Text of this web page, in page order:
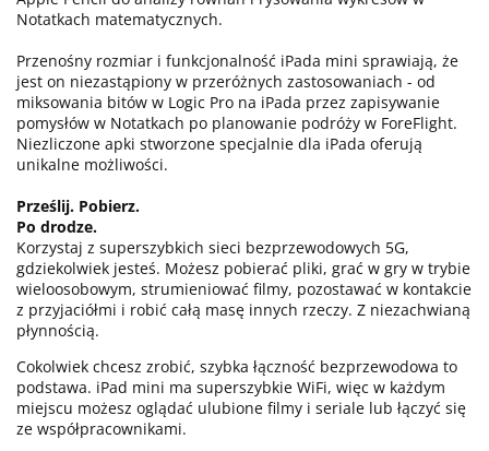
Notatkach matematycznych.
Przenośny rozmiar i funkcjonalność iPada mini sprawiają, że
jest on niezastąpiony w przeróżnych zastosowaniach - od
miksowania bitów w Logic Pro na iPada przez zapisywanie
pomysłów w Notatkach po planowanie podróży w ForeFlight.
Niezliczone apki stworzone specjalnie dla iPada oferują
unikalne możliwości.
Prześlij. Pobierz.
Po drodze.
Korzystaj z superszybkich sieci bezprzewodowych 5G,
gdziekolwiek jesteś. Możesz pobierać pliki, grać w gry w trybie
wieloosobowym, strumieniować filmy, pozostawać w kontakcie
z przyjaciółmi i robić całą masę innych rzeczy. Z niezachwianą
płynnością.
Cokolwiek chcesz zrobić, szybka łączność bezprzewodowa to
podstawa. iPad mini ma superszybkie WiFi, więc w każdym
miejscu możesz oglądać ulubione filmy i seriale lub łączyć się
ze współpracownikami.